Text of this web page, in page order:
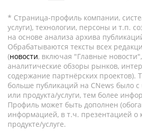
* Страница-профиль компании,
услуги), технологии, персоны и т.п.
на основе анализа архива
Обрабатываются тексты всех
(новости, включая "Главные новости",
аналитические обзоры рынков,
содержание партнёрских проектов).
больше публикаций на CNews было
или продукта/услуги, тем более
Профиль может быть дополнен
информацией, в т.ч. презентацией о
продукте/услуге.